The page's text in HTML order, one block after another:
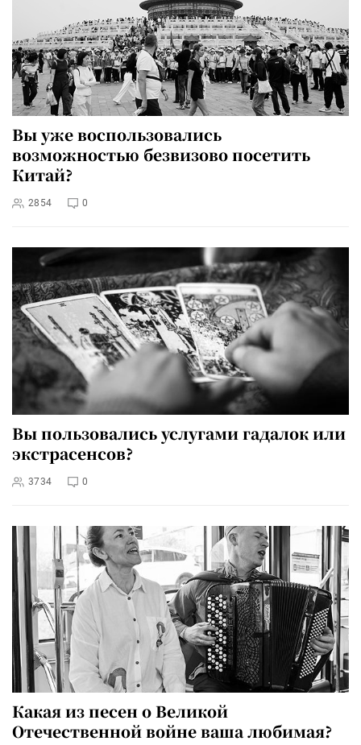
Вы уже воспользовались
возможностью безвизово посетить
Китай?
2854 0
Вы пользовались услугами гадалок или
экстрасенсов?
3734 0
Какая из песен о Великой
Отечественной войне ваша любимая?